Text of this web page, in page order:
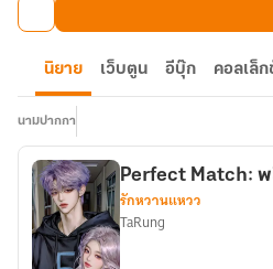
นิยาย เว็บตูน อีบุ๊ก คอลเล็ก
นามปากกา
Perfect Match:
รักหวานแหวว
TaRung